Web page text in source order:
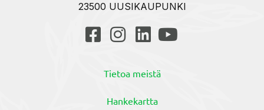
23500 UUSIKAUPUNKI
Tietoa meistä
Hankekartta